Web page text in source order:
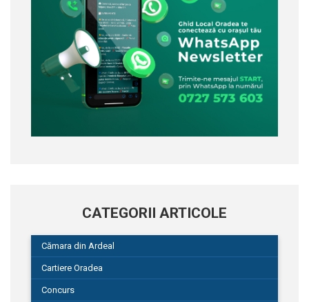
CATEGORII ARTICOLE
Cămara din Ardeal
Cartiere Oradea
Concurs